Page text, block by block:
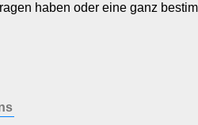
haben oder eine ganz